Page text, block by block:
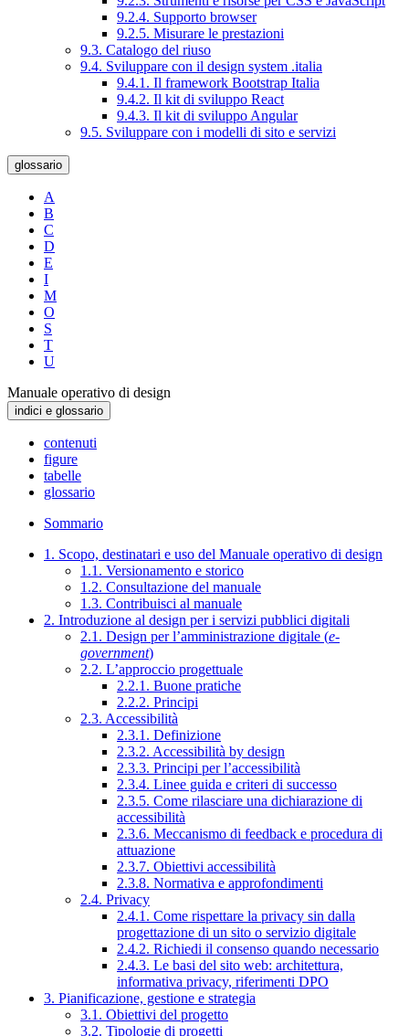
9.2.4. Supporto browser
9.2.5. Misurare le prestazioni
9.3. Catalogo del riuso
9.4. Sviluppare con il design system .italia
9.4.1. Il framework Bootstrap Italia
9.4.2. Il kit di sviluppo React
9.4.3. Il kit di sviluppo Angular
9.5. Sviluppare con i modelli di sito e servizi
glossario
A
B
C
D
E
I
M
O
S
T
U
Manuale operativo di design
indici e glossario
contenuti
figure
tabelle
glossario
Sommario
1. Scopo, destinatari e uso del Manuale operativo di design
1.1. Versionamento e storico
1.2. Consultazione del manuale
1.3. Contribuisci al manuale
2. Introduzione al design per i servizi pubblici digitali
2.1. Design per l’amministrazione digitale (e-
government)
2.2. L’approccio progettuale
2.2.1. Buone pratiche
2.2.2. Principi
2.3. Accessibilità
2.3.1. Definizione
2.3.2. Accessibilità by design
2.3.3. Principi per l’accessibilità
2.3.4. Linee guida e criteri di successo
2.3.5. Come rilasciare una dichiarazione di
accessibilità
2.3.6. Meccanismo di feedback e procedura di
attuazione
2.3.7. Obiettivi accessibilità
2.3.8. Normativa e approfondimenti
2.4. Privacy
2.4.1. Come rispettare la privacy sin dalla
progettazione di un sito o servizio digitale
2.4.2. Richiedi il consenso quando necessario
2.4.3. Le basi del sito web: architettura,
informativa privacy, riferimenti DPO
3. Pianificazione, gestione e strategia
3.1. Obiettivi del progetto
3.2. Tipologie di progetti